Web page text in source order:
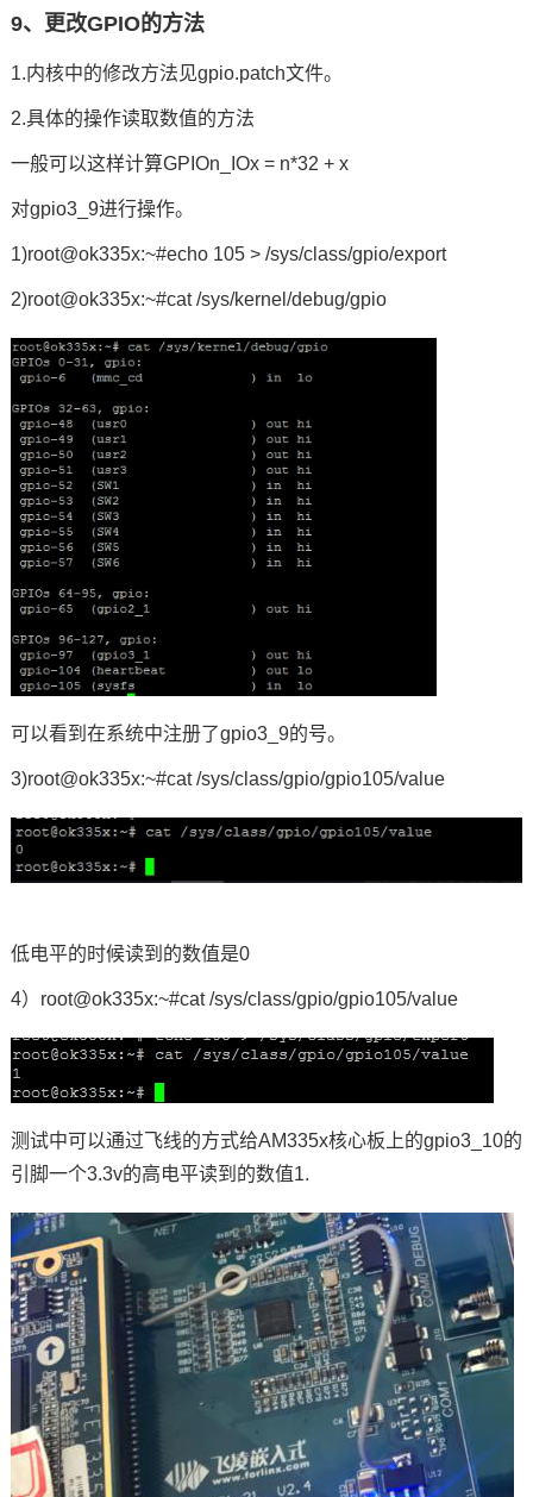
9、 更改GPIO的方法
1.内核中的修改方法见gpio.patch文件。
2.具体的操作读取数值的方法
一般可以这样计算GPIOn_IOx = n*32 + x
对gpio3_9进行操作。
1)root@ok335x:~#echo 105 > /sys/class/gpio/export
2)root@ok335x:~#cat /sys/kernel/debug/gpio
可以看到在系统中注册了gpio3_9的号。
3)root@ok335x:~#cat /sys/class/gpio/gpio105/value
低电平的时候读到的数值是0
4）root@ok335x:~#cat /sys/class/gpio/gpio105/value
测试中可以通过飞线的方式给AM335x核心板上的gpio3_10的
引脚一个3.3v的高电平读到的数值1.